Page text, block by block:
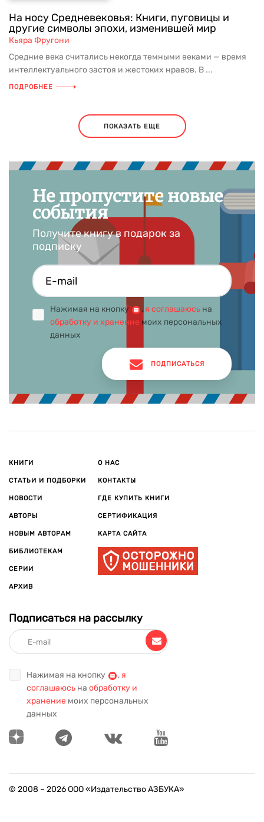
На носу Средневековья: Книги, пуговицы и
другие символы эпохи, изменившей мир
Кьяра Фругони
Средние века считались некогда темными веками — время
интеллектуального застоя и жестоких нравов. В ...
ПОДРОБНЕЕ
ПОКАЗАТЬ ЕЩЕ
Не пропустите новые
события
Получите книгу в подарок за
подписку
Нажимая на кнопку , я соглашаюсь на
обработку и хранение моих персональных
данных
ПОДПИСАТЬСЯ
КНИГИ
СТАТЬИ И ПОДБОРКИ
НОВОСТИ
АВТОРЫ
НОВЫМ АВТОРАМ
БИБЛИОТЕКАМ
СЕРИИ
АРХИВ
О НАС
КОНТАКТЫ
ГДЕ КУПИТЬ КНИГИ
СЕРТИФИКАЦИЯ
КАРТА САЙТА
Подписаться на рассылку
Нажимая на кнопку , я
соглашаюсь на обработку и
хранение моих персональных
данных
© 2008 – 2026ООО «Издательство АЗБУКА»